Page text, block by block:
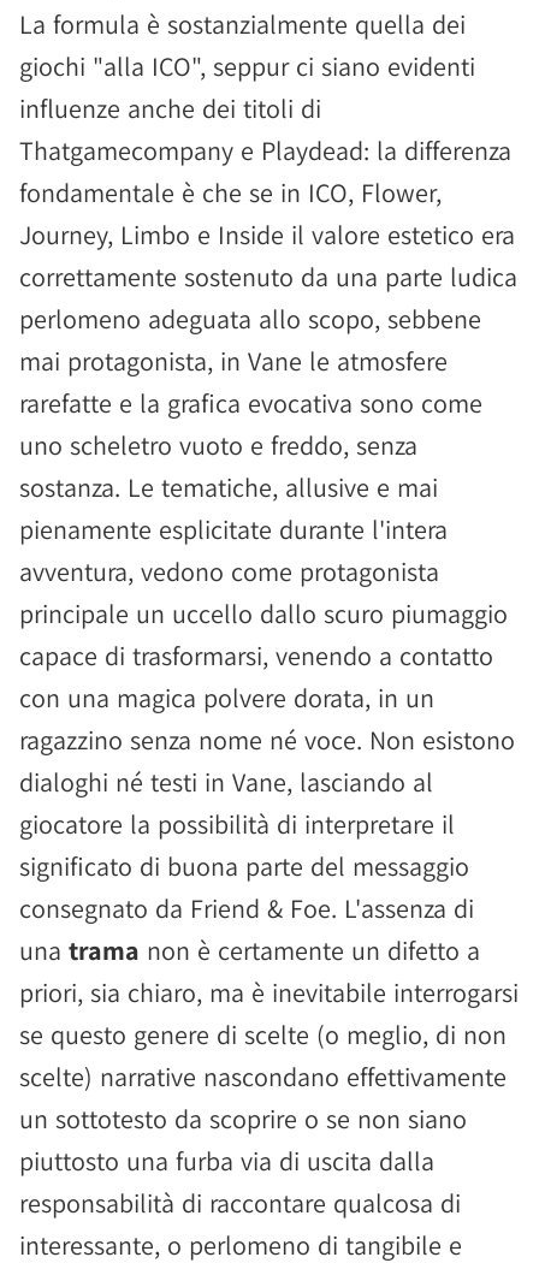
La formula è sostanzialmente quella dei
giochi "alla ICO", seppur ci siano evidenti
influenze anche dei titoli di
Thatgamecompany e Playdead: la differenza
fondamentale è che se in ICO, Flower,
Journey, Limbo e Inside il valore estetico era
correttamente sostenuto da una parte ludica
perlomeno adeguata allo scopo, sebbene
mai protagonista, in Vane le atmosfere
rarefatte e la grafica evocativa sono come
uno scheletro vuoto e freddo, senza
sostanza. Le tematiche, allusive e mai
pienamente esplicitate durante l'intera
avventura, vedono come protagonista
principale un uccello dallo scuro piumaggio
capace di trasformarsi, venendo a contatto
con una magica polvere dorata, in un
ragazzino senza nome né voce. Non esistono
dialoghi né testi in Vane, lasciando al
giocatore la possibilità di interpretare il
significato di buona parte del messaggio
consegnato da Friend & Foe. L'assenza di
una trama non è certamente un difetto a
priori, sia chiaro, ma è inevitabile interrogarsi
se questo genere di scelte (o meglio, di non
scelte) narrative nascondano effettivamente
un sottotesto da scoprire o se non siano
piuttosto una furba via di uscita dalla
responsabilità di raccontare qualcosa di
interessante, o perlomeno di tangibile e